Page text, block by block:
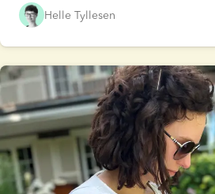
acht und bleiben Sie realistisch – rät
Psychotherapeutin und
Duzenius.
Helle Tyllesen